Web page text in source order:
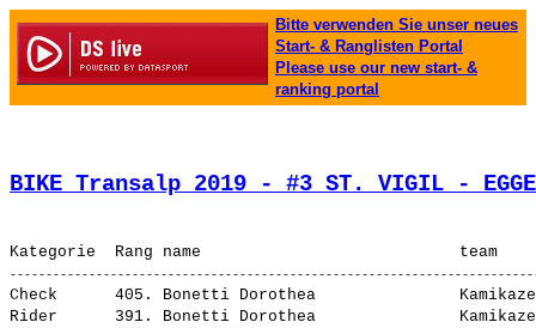
Bitte verwenden Sie unser neues
Start- & Ranglisten Portal
Please use our new start- &
ranking portal
BIKE Transalp 2019 - #3 ST. VIGIL -
Check      405. Bonetti Dorothea
Rider      391. Bonetti Dorothea